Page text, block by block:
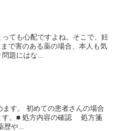
ても心配ですよね。そこで、妊
で害のある薬の場合、本人も気
題にはな...
す。 初めての患者さんの場合
す。■ 処方内容の確認 処方箋
や...